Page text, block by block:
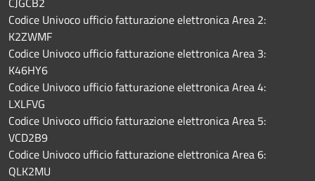
Codice Univoco ufficio fatturazione elettronica Area 2:
K2ZWMF
Codice Univoco ufficio fatturazione elettronica Area 3:
K46HY6
Codice Univoco ufficio fatturazione elettronica Area 4:
LXLFVG
Codice Univoco ufficio fatturazione elettronica Area 5:
VCD2B9
Codice Univoco ufficio fatturazione elettronica Area 6:
QLK2MU